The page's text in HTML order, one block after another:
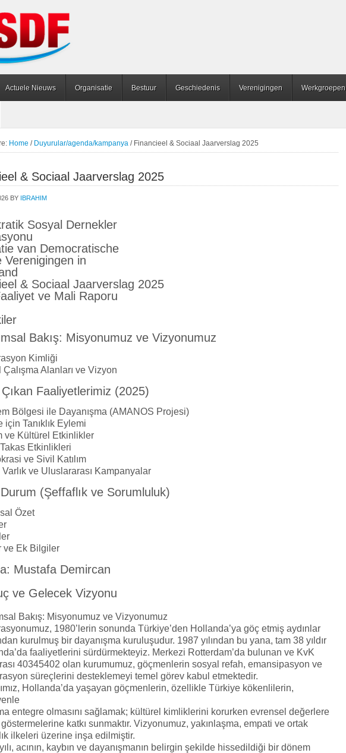
Actuele Nieuws Organisatie Bestuur Geschiedenis Verenigingen Werkgroepen
Home / Duyurular/agenda/kampanya /Financieel & Sociaal Jaarverslag 2025
& Sociaal Jaarverslag 2025
BY IBRAHIM
Sosyal Dernekler
van Democratische
Verenigingen in
& Sociaal Jaarverslag 2025
ve Mali Raporu
Bakış: Misyonumuz ve Vizyonumuz
Kimliği
Çalışma Alanları ve Vizyon
Faaliyetlerimiz (2025)
Bölgesi ile Dayanışma (AMANOS Projesi)
için Tanıklık Eylemi
ve Kültürel Etkinlikler
Etkinlikleri
ve Sivil Katılım
ve Uluslararası Kampanyalar
(Şeffaflık ve Sorumluluk)
Özet
ve Ek Bilgiler
Mustafa Demircan
ve Gelecek Vizyonu
Bakış: Misyonumuz ve Vizyonumuz
1980’lerin sonunda Türkiye’den Hollanda’ya göç etmiş aydınlar
kurulmuş bir dayanışma kuruluşudur. 1987 yılından bu yana, tam 38 yıldır
faaliyetlerini sürdürmekteyiz. Merkezi Rotterdam’da bulunan ve KvK
40345402 olan kurumumuz, göçmenlerin sosyal refah, emansipasyon ve
süreçlerini desteklemeyi temel görev kabul etmektedir.
Hollanda’da yaşayan göçmenlerin, özellikle Türkiye kökenlilerin,
entegre olmasını sağlamak; kültürel kimliklerini korurken evrensel değerlere
katkı sunmaktır. Vizyonumuz, yakınlaşma, empati ve ortak
ilkeleri üzerine inşa edilmiştir.
acının, kaybın ve dayanışmanın belirgin şekilde hissedildiği bir dönem